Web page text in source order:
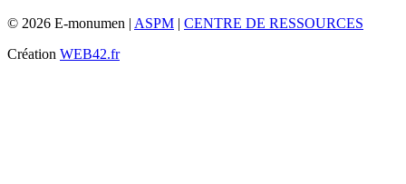
© 2026 E-monumen | ASPM | CENTRE DE RESSOURCES
Création WEB42.fr